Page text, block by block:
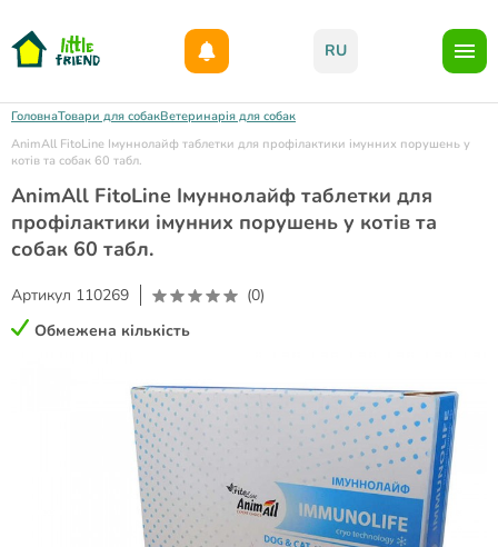
RU
ГоловнаТовари для собакВетеринарія для собак
AnimAll FitoLine Імуннолайф таблетки для профілактики імунних порушень у
котів та собак 60 табл.
AnimAll FitoLine Імуннолайф таблетки для
профілактики імунних порушень у котів та
собак 60 табл.
Артикул 110269
(0)
Обмежена кількість